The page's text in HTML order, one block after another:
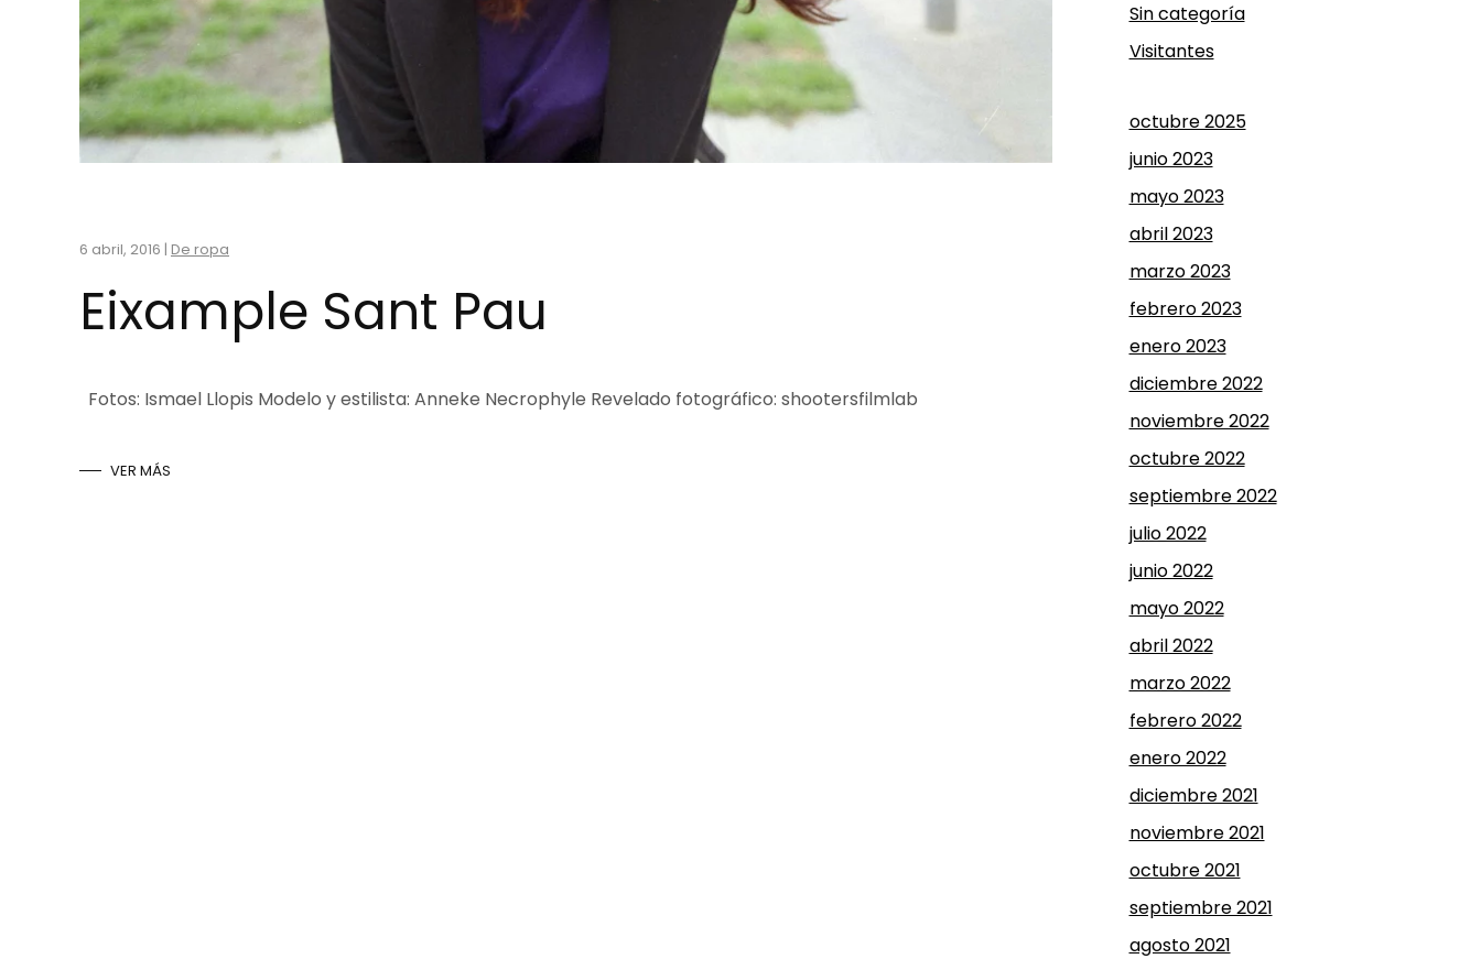
6 abril, 2016 | De ropa
Eixample Sant Pau
Fotos: Ismael Llopis Modelo y estilista: Anneke Necrophyle Revelado fotográfico: shootersfilmlab
VER MÁS
Sin categoría
Visitantes
octubre 2025
junio 2023
mayo 2023
abril 2023
marzo 2023
febrero 2023
enero 2023
diciembre 2022
noviembre 2022
octubre 2022
septiembre 2022
julio 2022
junio 2022
mayo 2022
abril 2022
marzo 2022
febrero 2022
enero 2022
diciembre 2021
noviembre 2021
octubre 2021
septiembre 2021
agosto 2021